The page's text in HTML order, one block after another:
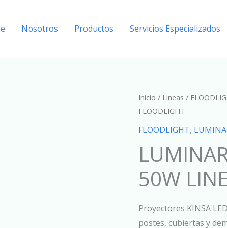
Nosotros Productos Servicios Especializados
Inicio / Lineas /
FLOODLIGHT
FLOODLIGHT,
50W
Proyectores KINSA
postes, cubiertas y